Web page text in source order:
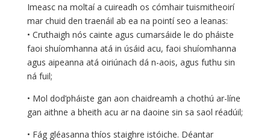
Imeasc na moltaí a cuireadh os cómhair tuismitheoirí
mar chuid den traenáil ab ea na pointí seo a leanas:
• Cruthaigh nós cainte agus cumarsáide le do pháiste
faoi shuíomhanna atá in úsáid acu, faoi shuíomhanna
agus aipeanna atá oiriúnach dá n-aois, agus futhu sin
ná fuil;
• Mol dod’pháiste gan aon chaidreamh a chothú ar-líne
gan aithne a bheith acu ar na daoine sin sa saol réadúil;
• Fág gléasanna thíos staighre istóiche. Déantar